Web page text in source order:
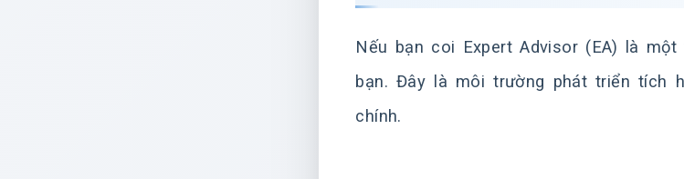
Nếu bạn coi Expert Advisor (EA) là
bạn. Đây là môi trường phát triển tích
chính.